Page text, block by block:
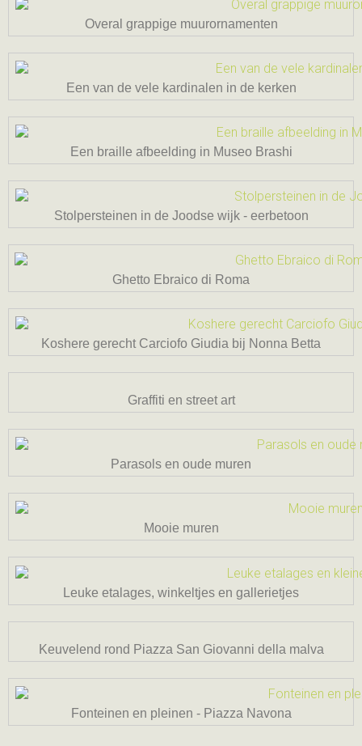
Overal grappige muurornamenten
Een van de vele kardinalen in de kerken
Een braille afbeelding in Museo Brashi
Stolpersteinen in de Joodse wijk - eerbetoon
Ghetto Ebraico di Roma
Koshere gerecht Carciofo Giudia bij Nonna Betta
Graffiti en street art
Parasols en oude muren
Mooie muren
Leuke etalages, winkeltjes en gallerietjes
Keuvelend rond Piazza San Giovanni della malva
Fonteinen en pleinen - Piazza Navona